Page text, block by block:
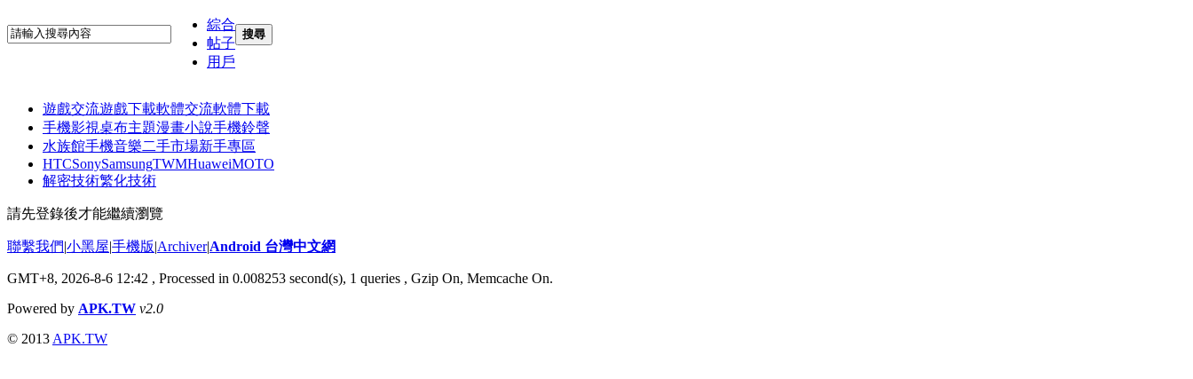
綜合
帖子
用戶
搜尋
遊戲交流遊戲下載軟體交流軟體下載
手機影視桌布主題漫畫小說手機鈴聲
水族館手機音樂二手市場新手專區
HTCSonySamsungTWMHuaweiMOTO
解密技術繁化技術
請先登錄後才能繼續瀏覽
聯繫我們|小黑屋|手機版|Archiver|Android 台灣中文網
GMT+8, 2026-8-6 12:42 , Processed in 0.008253 second(s), 1 queries , Gzip On, Memcache On.
Powered by APK.TW v2.0
© 2013 APK.TW